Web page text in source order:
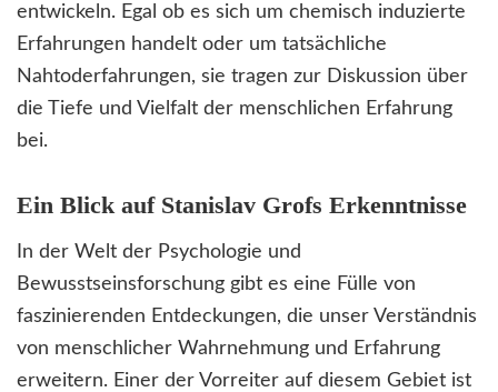
entwickeln. Egal ob es sich um chemisch induzierte
Erfahrungen handelt oder um tatsächliche
Nahtoderfahrungen, sie tragen zur Diskussion über
die Tiefe und Vielfalt der menschlichen Erfahrung
bei.
Ein Blick auf Stanislav Grofs Erkenntnisse
In der Welt der Psychologie und
Bewusstseinsforschung gibt es eine Fülle von
faszinierenden Entdeckungen, die unser Verständnis
von menschlicher Wahrnehmung und Erfahrung
erweitern. Einer der Vorreiter auf diesem Gebiet ist